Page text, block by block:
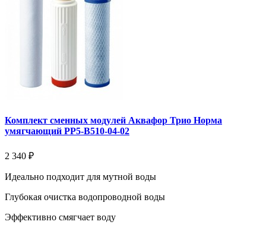
Комплект сменных модулей Аквафор Трио Норма
умягчающий РР5-В510-04-02
2 340 ₽
Идеально подходит для мутной воды
Глубокая очистка водопроводной воды
Эффективно смягчает воду